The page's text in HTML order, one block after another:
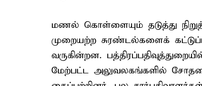
மணல் கொள்ளையும் தடுத்து
முறையற்ற சுரண்டல்களைக்
வருகின்றன.
மேற்பட்ட அலுவலகங்களில்